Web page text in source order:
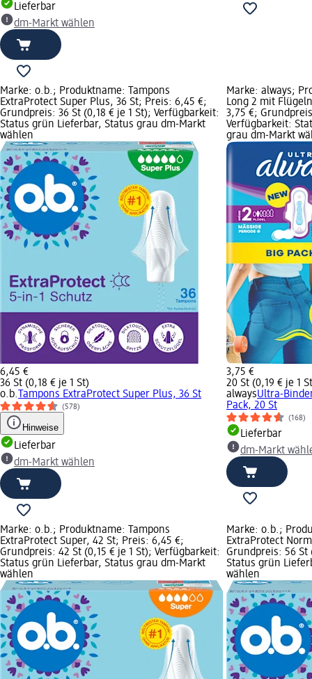
Lieferbar
dm-Markt wählen
Marke: o.b.; Produktname: Tampons
ExtraProtect Super Plus, 36 St; Preis: 6,45 €;
Grundpreis: 36 St (0,18 € je 1 St); Verfügbarkeit:
Status grün Lieferbar, Status grau dm-Markt
wählen
6,45 €
36 St (0,18 € je 1 St)
o.b. Tampons ExtraProtect Super Plus, 36 St
(578)
Hinweise
Lieferbar
dm-Markt wählen
Marke: always;
Long 2 mit
3,75 €;
Verfügbarkeit:
grau dm-Markt
3,75 €
20 St (0,19 € je 1
alwaysUltra-
Pack, 20 St
(168)
Lieferbar
dm-Markt
Marke: o.b.; Produktname: Tampons
ExtraProtect Super, 42 St; Preis: 6,45 €;
Grundpreis: 42 St (0,15 € je 1 St); Verfügbarkeit:
Status grün Lieferbar, Status grau dm-Markt
wählen
Marke: o.b.;
ExtraProtect
Grundpreis: 56 St
Status grün
wählen